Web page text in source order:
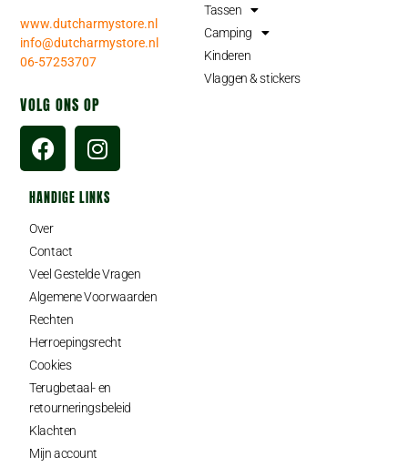
www.dutcharmystore.nl
info@dutcharmystore.nl
06-57253707
VOLG ONS OP
Tassen
Camping
Kinderen
Vlaggen & stickers
HANDIGE LINKS
Over
Contact
Veel Gestelde Vragen
Algemene Voorwaarden
Rechten
Herroepingsrecht
Cookies
Terugbetaal- en
retourneringsbeleid
Klachten
Mijn account